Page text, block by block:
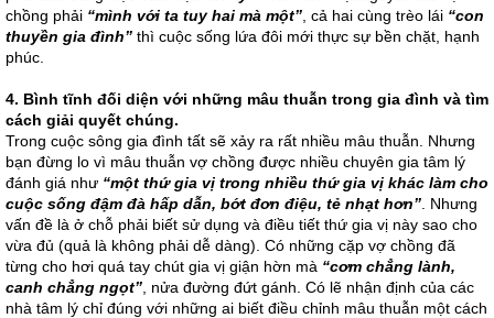
chồng phải “mình với ta tuy hai mà một” , cả hai cùng trèo lái “con
thuyền gia đình” thì cuộc sống lứa đôi mới thực sự bền chặt, hạnh
phúc.
4. Bình tĩnh đối diện với những mâu thuẫn trong gia đình và tìm
cách giải quyết chúng.
Trong cuộc sông gia đình tất sẽ xảy ra rất nhiều mâu thuẫn. Nhưng
bạn đừng lo vì mâu thuẫn vợ chồng được nhiều chuyên gia tâm lý
đánh giá như “một thứ gia vị trong nhiều thứ gia vị khác làm cho
cuộc sống đậm đà hấp dẫn, bớt đơn điệu, tẻ nhạt hơn” . Nhưng
vấn đề là ở chỗ phải biết sử dụng và điều tiết thứ gia vị này sao cho
vừa đủ (quả là không phải dễ dàng). Có những cặp vợ chồng đã
từng cho hơi quá tay chút gia vị giận hờn mà “cơm chẳng lành,
canh chẳng ngọt” , nửa đường đứt gánh. Có lẽ nhận định của các
nhà tâm lý chỉ đúng với những ai biết điều chỉnh mâu thuẫn một cách